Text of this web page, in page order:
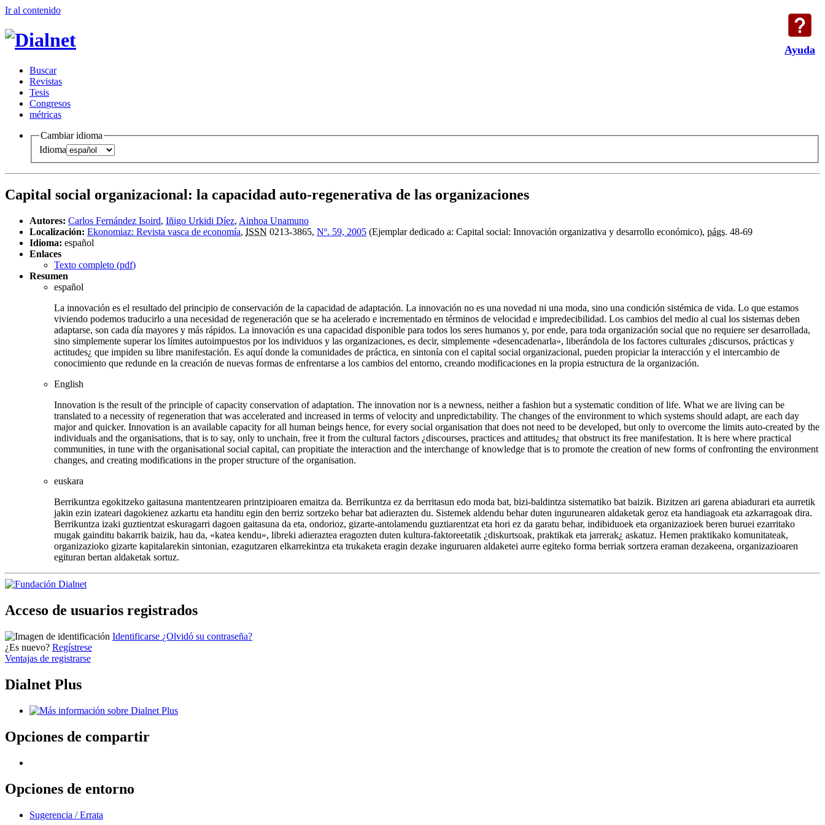
Ayuda
Ir al contenido
Buscar
Revistas
Tesis
Congresos
métricas
Cambiar idioma
Idioma
Capital social organizacional: la capacidad auto-regenerativa de las organizaciones
Autores: Carlos Fernández Isoird, Iñigo Urkidi Díez, Ainhoa Unamuno
Localización: Ekonomiaz: Revista vasca de economía, ISSN 0213-3865, Nº. 59, 2005 (Ejemplar dedicado a: Capital social: Innovación organizativa y desarrollo económico), págs. 48-69
Idioma: español
Enlaces
Texto completo (pdf)
Resumen
español
La innovación es el resultado del principio de conservación de la capacidad de adaptación. La innovación no es una novedad ni una moda, sino una condición sistémica de vida. Lo que estamos
viviendo podemos traducirlo a una necesidad de regeneración que se ha acelerado e incrementado en términos de velocidad e impredecibilidad. Los cambios del medio al cual los sistemas deben
adaptarse, son cada día mayores y más rápidos. La innovación es una capacidad disponible para todos los seres humanos y, por ende, para toda organización social que no requiere ser desarrollada,
sino simplemente superar los límites autoimpuestos por los individuos y las organizaciones, es decir, simplemente «desencadenarla», liberándola de los factores culturales ¿discursos, prácticas y
actitudes¿ que impiden su libre manifestación. Es aquí donde la comunidades de práctica, en sintonía con el capital social organizacional, pueden propiciar la interacción y el intercambio de
conocimiento que redunde en la creación de nuevas formas de enfrentarse a los cambios del entorno, creando modificaciones en la propia estructura de la organización.
English
Innovation is the result of the principle of capacity conservation of adaptation. The innovation nor is a newness, neither a fashion but a systematic condition of life. What we are living can be
translated to a necessity of regeneration that was accelerated and increased in terms of velocity and unpredictability. The changes of the environment to which systems should adapt, are each day
major and quicker. Innovation is an available capacity for all human beings hence, for every social organisation that does not need to be developed, but only to overcome the limits auto-created by the
individuals and the organisations, that is to say, only to unchain, free it from the cultural factors ¿discourses, practices and attitudes¿ that obstruct its free manifestation. It is here where practical
communities, in tune with the organisational social capital, can propitiate the interaction and the interchange of knowledge that is to promote the creation of new forms of confronting the environment
changes, and creating modifications in the proper structure of the organisation.
euskara
Berrikuntza egokitzeko gaitasuna mantentzearen printzipioaren emaitza da. Berrikuntza ez da berritasun edo moda bat, bizi-baldintza sistematiko bat baizik. Bizitzen ari garena abiadurari eta aurretik
jakin ezin izateari dagokienez azkartu eta handitu egin den berriz sortzeko behar bat adierazten du. Sistemek aldendu behar duten ingurunearen aldaketak geroz eta handiagoak eta azkarragoak dira.
Berrikuntza izaki guztientzat eskuragarri dagoen gaitasuna da eta, ondorioz, gizarte-antolamendu guztiarentzat eta hori ez da garatu behar, indibiduoek eta organizazioek beren buruei ezarritako
mugak gainditu bakarrik baizik, hau da, «katea kendu», libreki adieraztea eragozten duten kultura-faktoreetatik ¿diskurtsoak, praktikak eta jarrerak¿ askatuz. Hemen praktikako komunitateak,
organizazioko gizarte kapitalarekin sintonian, ezagutzaren elkarrekintza eta trukaketa eragin dezake inguruaren aldaketei aurre egiteko forma berriak sortzera eraman dezakeena, organizazioaren
egituran bertan aldaketak sortuz.
Acceso de usuarios registrados
Identificarse ¿Olvidó su contraseña?
¿Es nuevo? Regístrese
Ventajas de registrarse
Dialnet Plus
Opciones de compartir
Opciones de entorno
Sugerencia / Errata